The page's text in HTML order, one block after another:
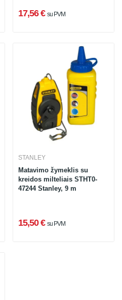
17,56 € su PVM
STANLEY
Matavimo žymeklis su
kreidos milteliais STHT0-
47244 Stanley, 9 m
15,50 € su PVM